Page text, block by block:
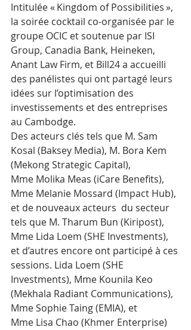
Intitulée « Kingdom of Possibilities »,
la soirée cocktail co-organisée par le
groupe OCIC et soutenue par ISI
Group, Canadia Bank, Heineken,
Anant Law Firm, et Bill24 a accueilli
des panélistes qui ont partagé leurs
idées sur l’optimisation des
investissements et des entreprises
au Cambodge.
Des acteurs clés tels que M. Sam
Kosal (Baksey Media), M. Bora Kem
(Mekong Strategic Capital),
Mme Molika Meas (iCare Benefits),
Mme Melanie Mossard (Impact Hub),
et de nouveaux acteurs  du secteur
tels que M. Tharum Bun (Kiripost),
Mme Lida Loem (SHE Investments),
et d’autres encore ont participé à ces
sessions. Lida Loem (SHE
Investments), Mme Kounila Keo
(Mekhala Radiant Communications),
Mme Sophie Taing (EMIA), et
Mme Lisa Chao (Khmer Enterprise)